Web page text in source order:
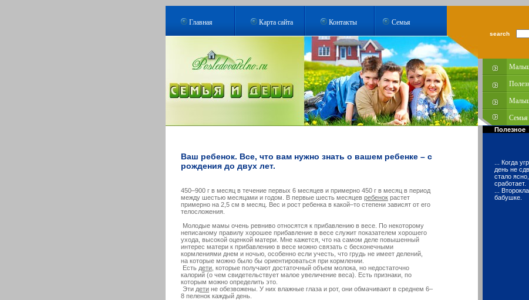
Главная Карта сайта Контакты Семья
search
Семья
Ваш ребенок. Все, что вам нужно знать о вашем ребенке – с
рождения до двух лет.
450–900 г в месяц в течение первых 6 месяцев и примерно 450 г в месяц в период
между шестью месяцами и годом. В первые шесть месяцев ребенок растет
примерно на 2,5 см в месяц. Вес и рост ребенка в какой–то степени зависят от его
телосложения.
Молодые мамы очень ревниво относятся к прибавлению в весе. По некоторому
неписаному правилу хорошее прибавление в весе служит показателем хорошего
ухода, высокой оценкой матери. Мне кажется, что на самом деле повышенный
интерес матери к прибавлению в весе можно связать с бесконечными
кормлениями днем и ночью, особенно если учесть, что грудь не имеет делений,
на которые можно было бы ориентироваться при кормлении.
Есть дети , которые получают достаточный объем молока, но недостаточно
калорий (о чем свидетельствует малое увеличение веса). Есть признаки, по
которым можно определить это.
Эти дети не обезвожены. У них влажные глаза и рот, они обмачивают в среднем 6–
8 пеленок каждый день.
Полезное
... Когда
день не
стало
сработает.
...
бабушке.